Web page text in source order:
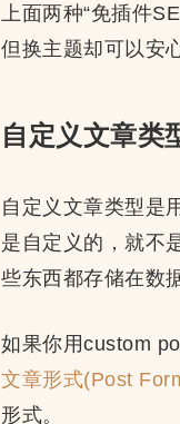
上面两种“免插件
但换主题却可以安
自定义文章类
自定义文章类型是
是自定义的，就不
些东西都存储在数
如果你用custom
文章形式(Post
形式。